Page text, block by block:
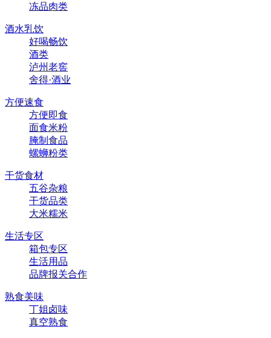
冻品肉类
酒水乳饮
好喝畅饮
酒类
泸州老窖
舍得·酒业
方便速食
方便即食
面食米粉
腌制食品
螺蛳粉类
干货食材
五谷杂粮
干货品类
大米糯米
生活专区
箱包专区
生活用品
品牌报关合作
熟食美味
丁姐卤味
真空熟食